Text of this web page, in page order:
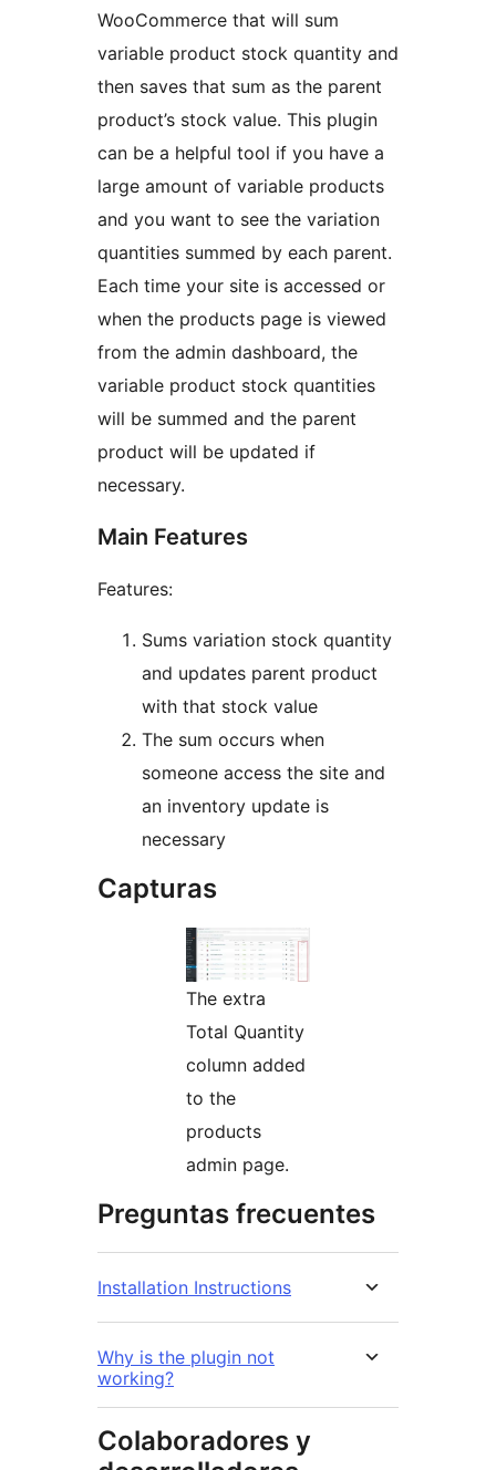
WooCommerce that will sum
variable product stock quantity and
then saves that sum as the parent
product’s stock value. This plugin
can be a helpful tool if you have a
large amount of variable products
and you want to see the variation
quantities summed by each parent.
Each time your site is accessed or
when the products page is viewed
from the admin dashboard, the
variable product stock quantities
will be summed and the parent
product will be updated if
necessary.
Main Features
Features:
Sums variation stock quantity
and updates parent product
with that stock value
The sum occurs when
someone access the site and
an inventory update is
necessary
Capturas
The extra
Total Quantity
column added
to the
products
admin page.
Preguntas frecuentes
Installation Instructions
Why is the plugin not
working?
Colaboradores y